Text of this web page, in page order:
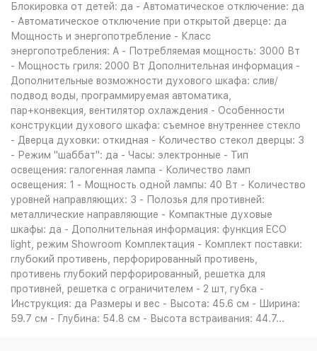
Блокировка от детей: да - Автоматическое отключение: да
- Автоматическое отключение при открытой дверце: да
Мощность и энергопотребление - Класс
энергопотребления: A - Потребляемая мощность: 3000 Вт
- Мощность гриля: 2000 Вт Дополнительная информация -
Дополнительные возможности духового шкафа: слив/
подвод воды, программируемая автоматика,
пар+конвекция, вентилятор охлаждения - Особенности
конструкции духового шкафа: съемное внутреннее стекло
- Дверца духовки: откидная - Количество стекол дверцы: 3
- Режим "шаббат": да - Часы: электронные - Тип
освещения: галогенная лампа - Количество ламп
освещения: 1 - Мощность одной лампы: 40 Вт - Количество
уровней направляющих: 3 - Полозья для противней:
металлические направляющие - Компактные духовые
шкафы: да - Дополнительная информация: функция ECO
light, режим Showroom Комплектация - Комплект поставки:
глубокий противень, перфорированный противень,
противень глубокий перфорированный, решетка для
противней, решетка с ограничителем - 2 шт, губка -
Инструкция: да Размеры и вес - Высота: 45.6 см - Ширина:
59.7 см - Глубина: 54.8 см - Высота встраивания: 44.7...